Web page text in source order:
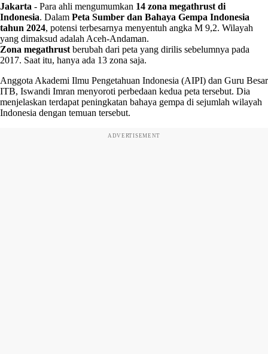
Jakarta - Para ahli mengumumkan 14 zona megathrust di
Indonesia. Dalam Peta Sumber dan Bahaya Gempa Indonesia
tahun 2024, potensi terbesarnya menyentuh angka M 9,2. Wilayah
yang dimaksud adalah Aceh-Andaman.
Zona megathrust berubah dari peta yang dirilis sebelumnya pada
2017. Saat itu, hanya ada 13 zona saja.
Anggota Akademi Ilmu Pengetahuan Indonesia (AIPI) dan Guru Besar
ITB, Iswandi Imran menyoroti perbedaan kedua peta tersebut. Dia
menjelaskan terdapat peningkatan bahaya gempa di sejumlah wilayah
Indonesia dengan temuan tersebut.
ADVERTISEMENT